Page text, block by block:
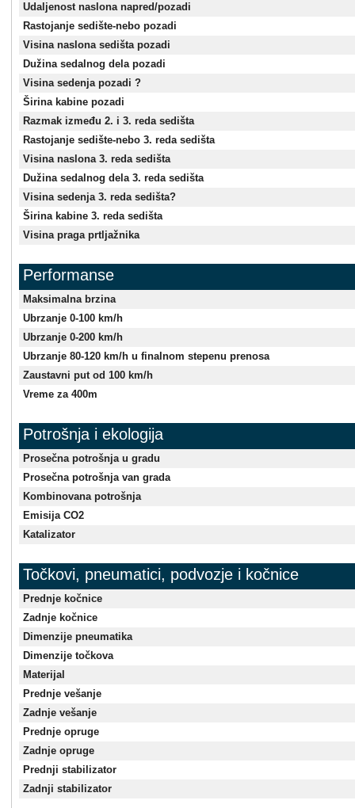
Udaljenost naslona napred/pozadi
Rastojanje sedište-nebo pozadi
Visina naslona sedišta pozadi
Dužina sedalnog dela pozadi
Visina sedenja pozadi ?
Širina kabine pozadi
Razmak između 2. i 3. reda sedišta
Rastojanje sedište-nebo 3. reda sedišta
Visina naslona 3. reda sedišta
Dužina sedalnog dela 3. reda sedišta
Visina sedenja 3. reda sedišta?
Širina kabine 3. reda sedišta
Visina praga prtljažnika
Performanse
Maksimalna brzina
Ubrzanje 0-100 km/h
Ubrzanje 0-200 km/h
Ubrzanje 80-120 km/h u finalnom stepenu prenosa
Zaustavni put od 100 km/h
Vreme za 400m
Potrošnja i ekologija
Prosečna potrošnja u gradu
Prosečna potrošnja van grada
Kombinovana potrošnja
Emisija CO2
Katalizator
Točkovi, pneumatici, podvozje i kočnice
Prednje kočnice
Zadnje kočnice
Dimenzije pneumatika
Dimenzije točkova
Materijal
Prednje vešanje
Zadnje vešanje
Prednje opruge
Zadnje opruge
Prednji stabilizator
Zadnji stabilizator